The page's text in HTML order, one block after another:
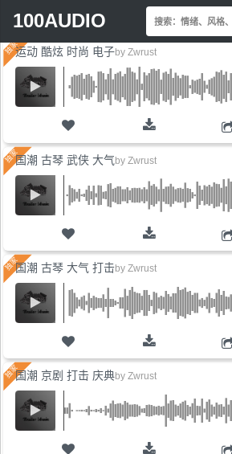
100AUDIO
Search
展开标签
运动 酷炫 时尚 电子by Zwrust
国潮 古琴 武侠 大气 by Zwrust
国潮 古琴 大气 打击 by Zwrust
国潮 京剧 打击 庆典by Zwrust